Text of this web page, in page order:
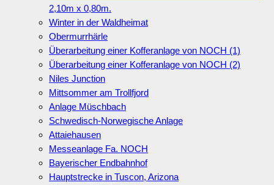
2,10m x 0,80m.
Winter in der Waldheimat
Obermurrhärle
Überarbeitung einer Kofferanlage von NOCH (1)
Überarbeitung einer Kofferanlage von NOCH (2)
Niles Junction
Mittsommer am Trollfjord
Anlage Müschbach
Schwedisch-Norwegische Anlage
Attaiehausen
Messeanlage Fa. NOCH
Bayerischer Endbahnhof
Hauptstrecke in Tuscon, Arizona